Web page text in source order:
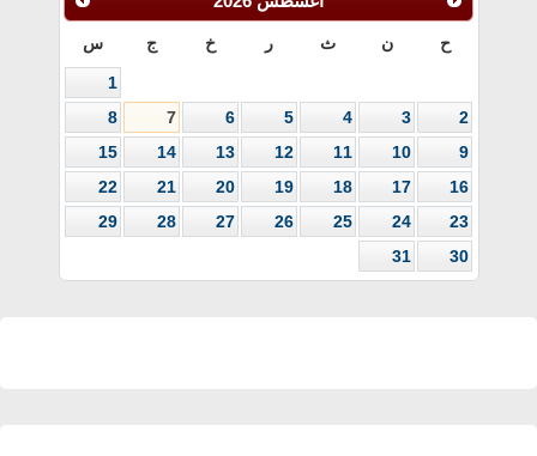
ح ن ث ر خ ج س
1
2
3
4
5
6
7
8
9
10
11
12
13
14
15
16
17
18
19
20
21
22
23
24
25
26
27
28
29
30
31